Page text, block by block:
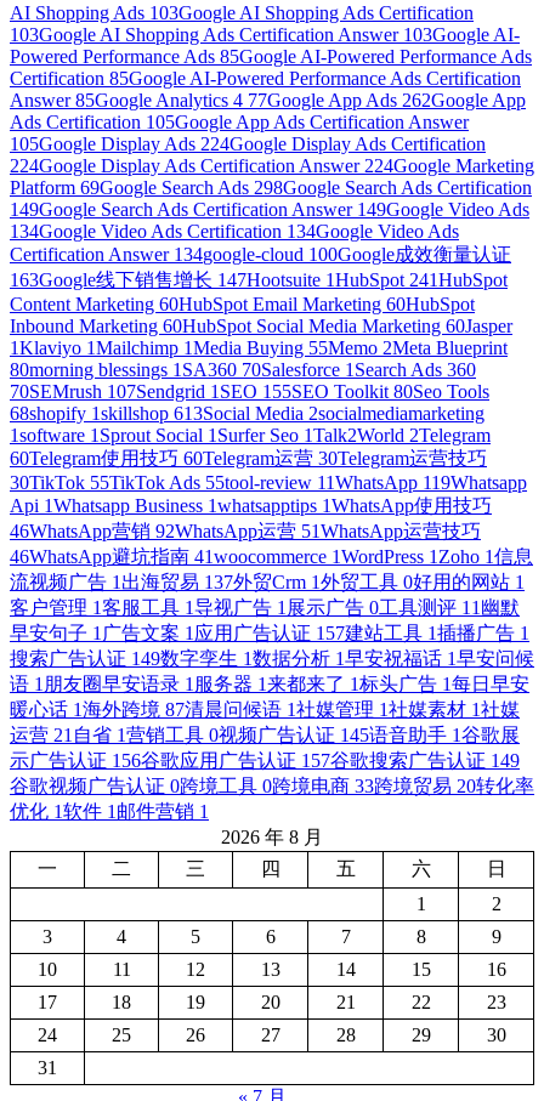
AI Shopping Ads 103Google AI Shopping Ads Certification
103Google AI Shopping Ads Certification Answer 103Google AI-
Powered Performance Ads 85Google AI-Powered Performance Ads
Certification 85Google AI-Powered Performance Ads Certification
Answer85Google Analytics 4 77Google App Ads 262Google App
Ads Certification 105Google App Ads Certification Answer
105Google Display Ads 224Google Display Ads Certification
224Google Display Ads Certification Answer 224Google Marketing
Platform 69Google Search Ads 298Google Search Ads Certification
149Google Search Ads Certification Answer 149Google Video Ads
134Google Video Ads Certification 134Google Video Ads
Certification Answer 134google-cloud 100Google成效衡量认证
163Google线下销售增长 147Hootsuite 1HubSpot 241HubSpot
Content Marketing 60HubSpot Email Marketing 60HubSpot
Inbound Marketing 60HubSpot Social Media Marketing 60Jasper
1Klaviyo 1Mailchimp 1Media Buying 55Memo 2Meta Blueprint
80morning blessings 1 SA360 70Salesforce 1 Search Ads 360
70SEMrush 107Sendgrid 1 SEO 155SEO Toolkit 80Seo Tools
68shopify 1skillshop 613Social Media 2socialmediamarketing
1software 1 Sprout Social 1 Surfer Seo 1Talk2World 2Telegram
60Telegram使用技巧 60Telegram运营 30Telegram运营技巧
30TikTok 55TikTok Ads 55tool-review 11WhatsApp 119Whatsapp
Api 1Whatsapp Business 1whatsapptips 1WhatsApp使用技巧
46WhatsApp营销 92WhatsApp运营 51WhatsApp运营技巧
46WhatsApp避坑指南 41woocommerce 1WordPress 1 Zoho 1信息
流视频广告 1 出海贸易 137外贸Crm 1外贸工具 0好用的网站 1
客户管理 1客服工具 1导视广告 1 展示广告 0工具测评 11 幽默
早安句子 1 广告文案 1 应用广告认证 157建站工具 1插播广告 1
搜索广告认证 149数字孪生 1数据分析 1早安祝福话 1早安问候
语 1 朋友圈早安语录 1 服务器 1来都来了 1标头广告 1每日早安
暖心话 1海外跨境 87清晨问候语 1社媒管理 1社媒素材 1社媒
运营 21 自省 1营销工具 0视频广告认证 145语音助手 1谷歌展
示广告认证 156谷歌应用广告认证 157谷歌搜索广告认证 149
谷歌视频广告认证 0跨境工具 0跨境电商 33跨境贸易 20转化率
优化 1软件 1 邮件营销 1
2026 年 8 月
一
二 三 四 五 六
日
1
2
3
4 5 6 7 8
9
10
11 12 13 14 15
16
17
18 19 20 21 22
23
24
25 26 27 28 29
30
31
« 7 月